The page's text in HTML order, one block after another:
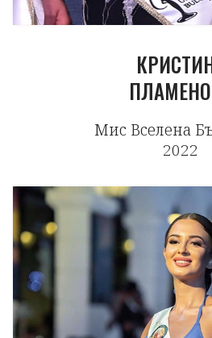
Мис Вселена
2022